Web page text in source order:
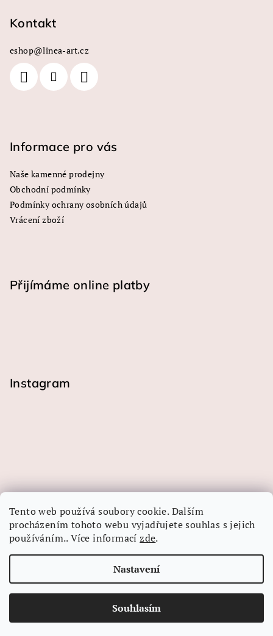
Tento web používá soubory cookie. Dalším
procházením tohoto webu vyjadřujete souhlas s jejich
používáním.. Více informacízde.
Nastavení
Souhlasím
s
Kontakt
eshop@linea-art.cz
Informace pro vás
Naše kamenné prodejny
Obchodní podmínky
Podmínky ochrany osobních údajů
Vrácení zboží
Přijímáme online platby
Instagram
Sledovat na Instagramu
Copyright 2026LINEA-ART papír. Všechna práva
vyhrazena.
Vytvořil Shoptet